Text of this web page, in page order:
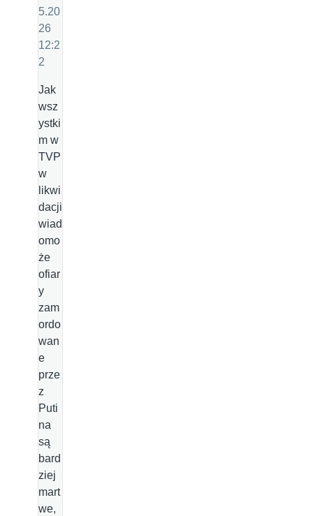
5.20
26
12:2
2
Jak
wsz
ystki
m w
TVP
w
likwi
dacji
wiad
omo
że
ofiar
y
zam
ordo
wan
e
prze
z
Puti
na
są
bard
ziej
mart
we,